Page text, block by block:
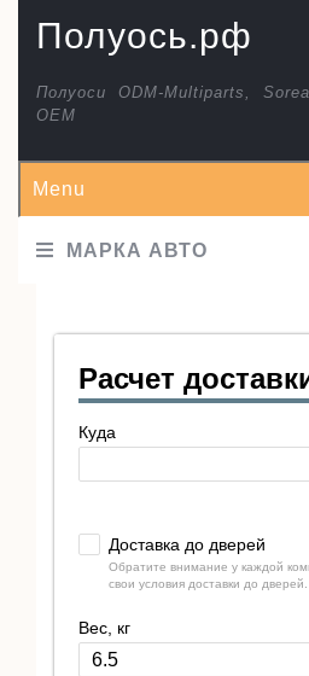
Полуось.рф
Полуоси ODM-Multiparts,
ОЕМ
Menu
МАРКА АВТО
Расчет
Куда
Доставка до дверей
Обратите внимание у каждой
свои условия доставки до дверей.
Вес, кг